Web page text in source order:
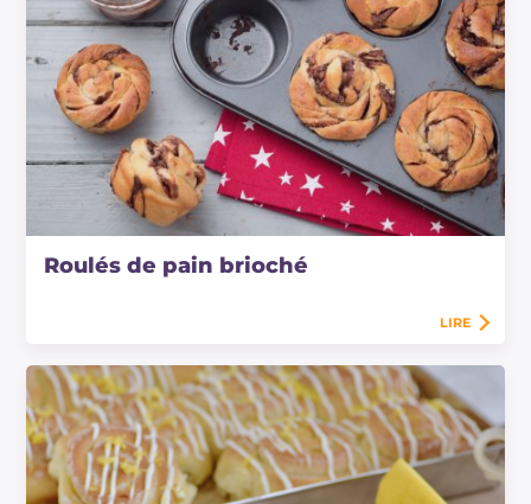
Roulés de pain brioché
LIRE